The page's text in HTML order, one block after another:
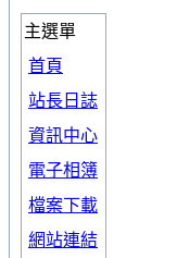
主選單
首頁
站長日誌
資訊中心
電子相簿
檔案下載
網站連結